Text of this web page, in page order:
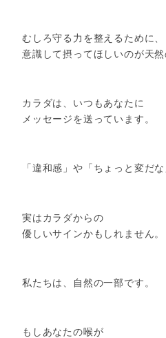
むしろ守る力を整えるために、
意識して摂ってほしいのが天然
カラダは、いつもあなたに
メッセージを送っています。
「違和感」や「ちょっと変だ
実はカラダからの
優しいサインかもしれません。
私たちは、自然の一部です。
もしあなたの喉が